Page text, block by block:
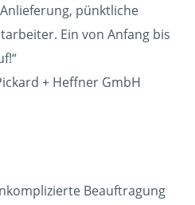
pünktliche
Ein von Anfang bis
+ Heffner GmbH
Beauftragung